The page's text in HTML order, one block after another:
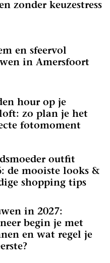
zonder keuzestress
en sfeervol
in Amersfoort
hour op je
zo plan je het
fotomoment
outfit
de mooiste looks &
shopping tips
in 2027:
begin je met
en wat regel je